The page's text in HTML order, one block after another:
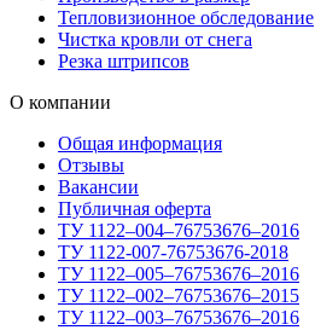
Тепловизионное обследование
Чистка кровли от снега
Резка штрипсов
О компании
Общая информация
Отзывы
Вакансии
Публичная оферта
ТУ 1122–004–76753676–2016
ТУ 1122-007-76753676-2018
ТУ 1122–005–76753676–2016
ТУ 1122–002–76753676–2015
ТУ 1122–003–76753676–2016